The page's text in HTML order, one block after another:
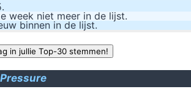
week niet meer in de lijst.
binnen in de lijst.
Pressure